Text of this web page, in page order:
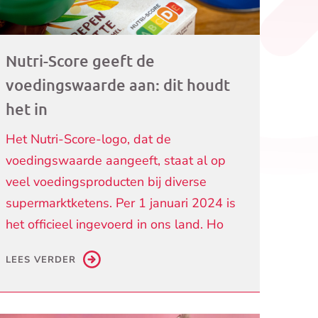
Nutri-Score geeft de
voedingswaarde aan: dit houdt
het in
Het Nutri-Score-logo, dat de
voedingswaarde aangeeft, staat al op
veel voedingsproducten bij diverse
supermarktketens. Per 1 januari 2024 is
het officieel ingevoerd in ons land. Ho
LEES VERDER